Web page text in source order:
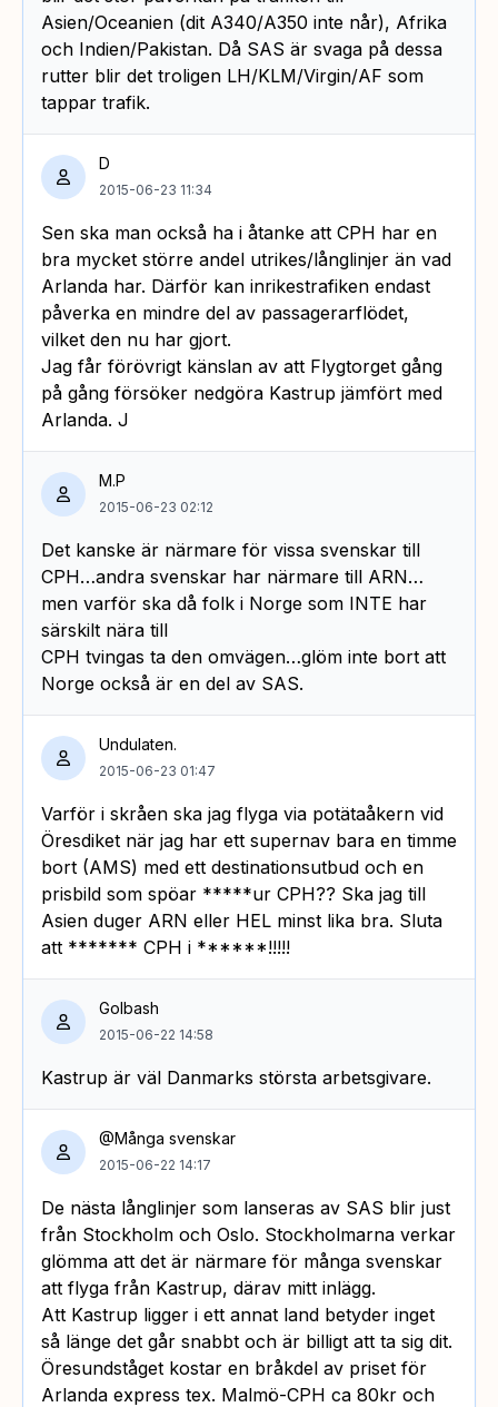
Asien/Oceanien (dit A340/A350 inte når), Afrika
och Indien/Pakistan. Då SAS är svaga på dessa
rutter blir det troligen LH/KLM/Virgin/AF som
tappar trafik.
D
2015-06-23 11:34
Sen ska man också ha i åtanke att CPH har en
bra mycket större andel utrikes/långlinjer än vad
Arlanda har. Därför kan inrikestrafiken endast
påverka en mindre del av passagerarflödet,
vilket den nu har gjort.
Jag får förövrigt känslan av att Flygtorget gång
på gång försöker nedgöra Kastrup jämfört med
Arlanda. J
M.P
2015-06-23 02:12
Det kanske är närmare för vissa svenskar till
CPH…andra svenskar har närmare till ARN…
men varför ska då folk i Norge som INTE har
särskilt nära till
CPH tvingas ta den omvägen…glöm inte bort att
Norge också är en del av SAS.
Undulaten.
2015-06-23 01:47
Varför i skråen ska jag flyga via potätaåkern vid
Öresdiket när jag har ett supernav bara en timme
bort (AMS) med ett destinationsutbud och en
prisbild som spöar *****ur CPH?? Ska jag till
Asien duger ARN eller HEL minst lika bra. Sluta
att ******* CPH i ******!!!!!
Golbash
2015-06-22 14:58
Kastrup är väl Danmarks största arbetsgivare.
@Många svenskar
2015-06-22 14:17
De nästa långlinjer som lanseras av SAS blir just
från Stockholm och Oslo. Stockholmarna verkar
glömma att det är närmare för många svenskar
att flyga från Kastrup, därav mitt inlägg.
Att Kastrup ligger i ett annat land betyder inget
så länge det går snabbt och är billigt att ta sig dit.
Öresundståget kostar en bråkdel av priset för
Arlanda express tex. Malmö-CPH ca 80kr och